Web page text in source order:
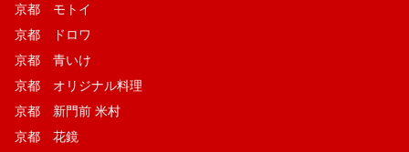
京都 モトイ
京都 ドロワ
京都 青いけ
京都 オリジナル料理
京都 新門前 米村
京都 花鏡